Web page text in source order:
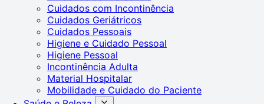
Cuidados com Incontinência
Cuidados Geriátricos
Cuidados Pessoais
Higiene e Cuidado Pessoal
Higiene Pessoal
Incontinência Adulta
Material Hospitalar
Mobilidade e Cuidado do Paciente